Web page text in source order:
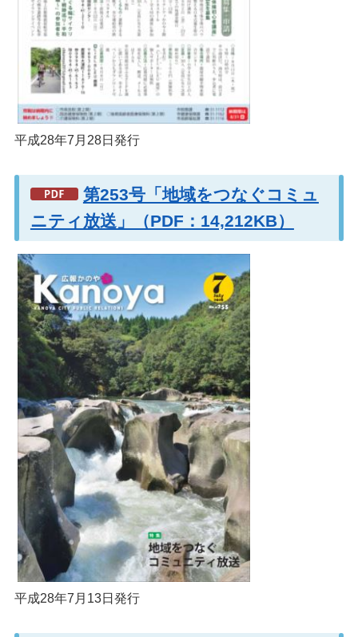
平成28年7月28日発行
第253号「地域をつなぐコミュ
ニティ放送」（PDF：14,212KB）
平成28年7月13日発行